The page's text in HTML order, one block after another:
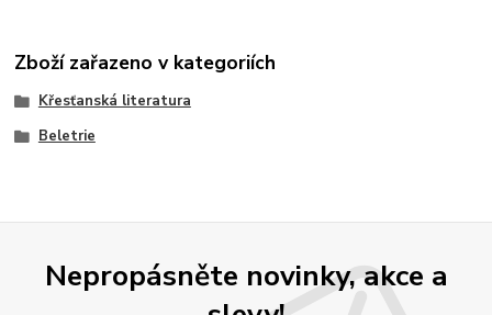
Zboží zařazeno v kategoriích
Křesťanská literatura
Beletrie
Nepropásněte novinky, akce a